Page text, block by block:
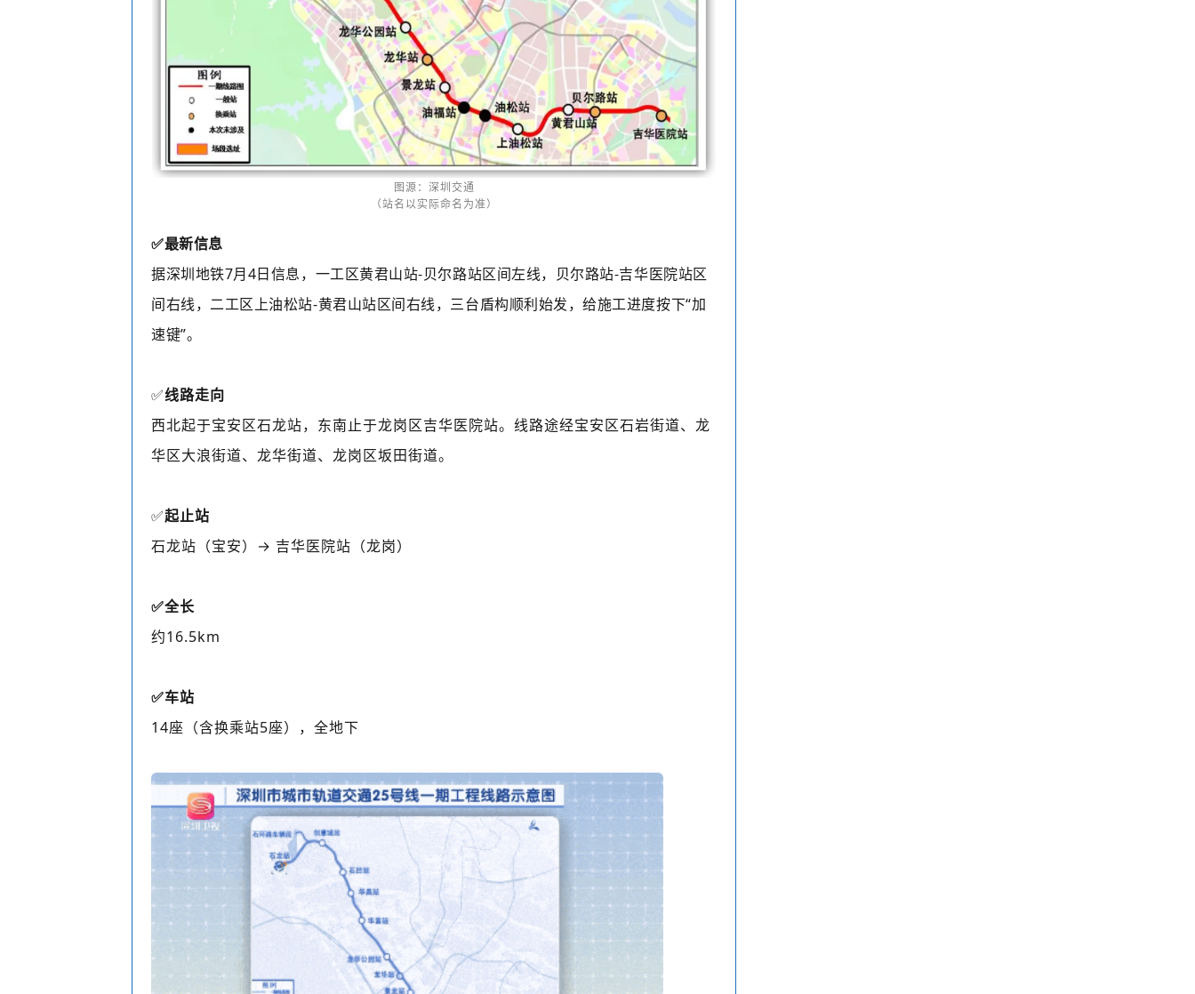
图源：深圳交通
（站名以实际命名为准）
✅最新信息
据深圳地铁7月4日信息， 一工区黄君山站-贝尔路站区间左线，贝尔路站-吉华医院站区
间右线，二工区上油松站-黄君山站区间右线，三台盾构顺利始发，给施工进度按下“加
速键”。
✅线路走向
西北起于宝安区石龙站，东南止于龙岗区吉华医院站。线路途经宝安区石岩街道、龙
华区大浪街道、龙华街道、龙岗区坂田街道。
✅起止站
石龙站（宝安）→ 吉华医院站（龙岗）
✅全长
约16.5km
✅车站
14座（含换乘站5座），全地下